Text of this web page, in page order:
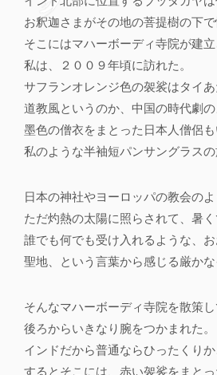
お釈迦さまがその地の菩提樹の下で
そこにはマハーボーディ寺院が建
私は、２００９年頃に訪れた。
サフランオレンジ色の袈裟はタイあ
道教風というのか、中国の時代劇の
墨色の僧衣をまとった日本人僧侶も
私のような半袖短パンサングラス
日本の神社やヨーロッパの教会の
ただ灼熱の太陽に照らされて、暑
誰でも何でも受け入れるような、
聖地、という言葉から感じる厳か
そんなマハーボーディ寺院を散策し
後ろからいきなり腕をつかまれた。
インドだから普通ならひったくり
するとそこには、赤い袈裟をまとっ